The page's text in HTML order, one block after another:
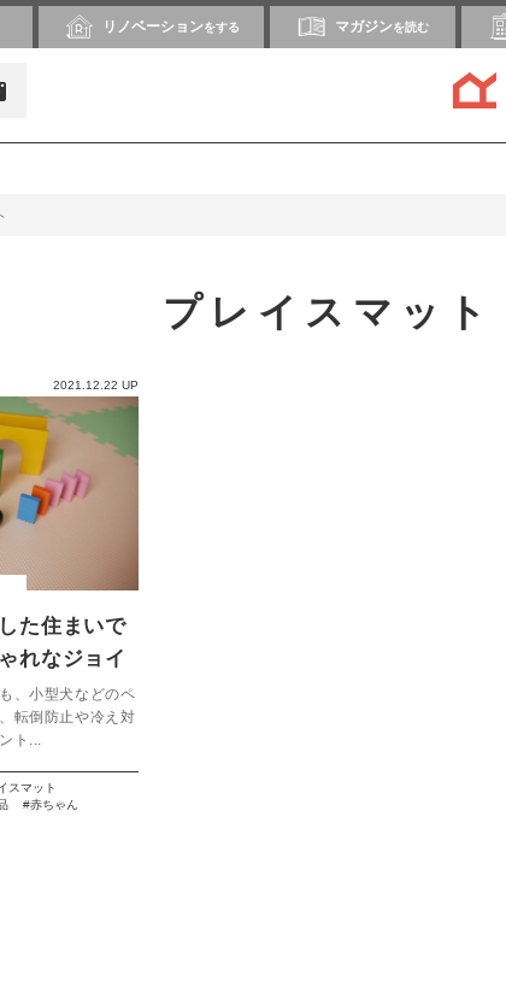
リノベーションをする マガジンを読む
プレイスマット
2021.12.22 UP
た住まいで
れなジョイ
、小型犬などのペ
転倒防止や冷え対
ト...
スマット
赤ちゃん